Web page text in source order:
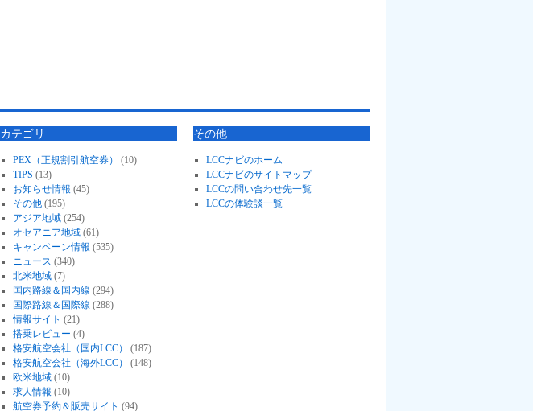
カテゴリ
PEX（正規割引航空券）
(10)
TIPS (13)
お知らせ情報 (45)
その他(195)
アジア地域(254)
オセアニア地域(61)
キャンペーン情報 (535)
ニュース (340)
北米地域(7)
国内路線＆国内線 (294)
国際路線＆国際線 (288)
情報サイト (21)
搭乗レビュー (4)
格安航空会社（国内LCC）
(187)
格安航空会社（海外LCC）
(148)
欧米地域(10)
求人情報 (10)
航空券予約＆販売サイト (94)
その他
LCCナビのホーム
LCCナビのサイトマップ
LCCの問い合わせ先一覧
LCCの体験談一覧